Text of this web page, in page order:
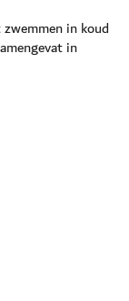
in koud
in